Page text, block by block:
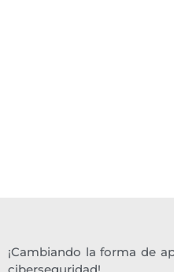
¡Cambiando la forma de